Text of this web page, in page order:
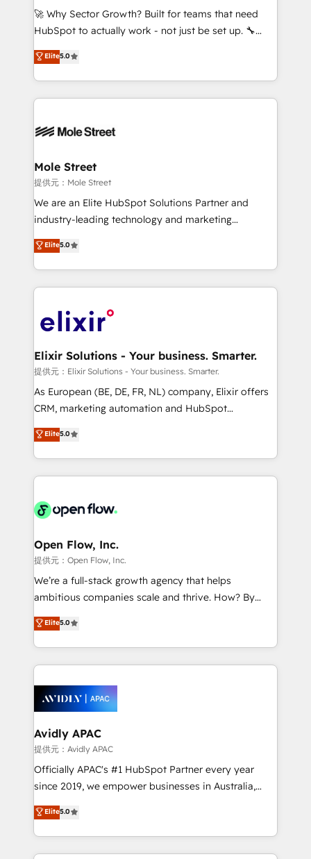
with good people' and have worked with incredible
brands. You can see some of them on our website,
🚀 Why Sector Growth? Built for teams that need
HubSpot to actually work - not just be set up. 🔧
HubSpot Experts: Onboarding, migrations,
automation, and training built for adoption. ⚡ Highly
Technical Execution: ERP, EMR and Custom
Integrations; complex builds delivered in weeks, not
workflows; automation agents; process optimization
Healthcare: HIPAA implementations; secure data
workflows 💼 Financial Services: compliant
workflows; audit-ready reporting ⚖️ Legal: client
intake; pipeline and document workflows 🛒 E-
revenue automation 🏢 Real Estate: deal pipelines;
portfolio and lifecycle management 🏭
HIPAA-aware; CASL-compliant; GDPR-ready
implementations where required 💡 Why 500+
built to scale.
Elite5.0
Mole Street
提供元：Mole Street
We are an Elite HubSpot Solutions Partner and
industry-leading technology and marketing
consultancy. Our focus is on enterprise and mid-
market B2B companies globally that want a strategic
approach to execute their goals through creative
applications of our solutions; Technical HubSpot
Design, Migrations + Integrations. Mole Street’s
greatness, which is achieved through creating
absolute clarity, derived from a well-defined
strategy, executed well, and reported on with clear
results. The culture is driven by core values; Joy, Grit,
Mindedness, and Clarity. We are driven to win for the
collective good of the company and its clientele, and
things are happening.
Elite5.0
Elixir Solutions - Your business. Smarter.
提供元：Elixir Solutions - Your business. Smarter.
As European (BE, DE, FR, NL) company, Elixir offers
CRM, marketing automation and HubSpot
integration products and services to mid-market
and enterprise customers. We ensure that your sales,
service and marketing department operates in the
most effective way, while at the same time
integrated buyers journey. Elixir is located in
and Amsterdam. Elixir is a first mover and leader
when it comes to HubSpot sales and service
implementations, highly renowned for our business
acumen, process (re-)design experience and a
integrate HubSpot with complex solutions like SAP,
MicroSoft, custom solutions,... Our company also has
Retail execution, CPQ, customer portals and
HubSpot CMS developments. And we're champions
Elite5.0
Open Flow, Inc.
提供元：Open Flow, Inc.
We’re a full-stack growth agency that helps
ambitious companies scale and thrive. How? By
upgrading and streamlining every single revenue-
generating aspect of your business. We’re proud
HubSpot Elite Solutions Partners and devout CRM
nerds who can harness HubSpot’s custom digital
experience. Working hand-in-hand with your team,
we’ll assemble a RevOps machine that drives more
traffic, generates better leads and crushes your
revenue goals. We've worked with thousands of
HubSpot customers and we'd love to work with you
too! Clients come to us for: Advanced CRM solutions
HubSpot Data System Migrations between systems
to HubSpot New lead generation strategies Time-
Elite5.0
Avidly APAC
提供元：Avidly APAC
Officially APAC's #1 HubSpot Partner every year
since 2019, we empower businesses in Australia,
New Zealand, and globally to realise their full
potential through enterprise HubSpot CRM
implementation. And we deliver best practice across
the whole HubSpot platform, covering marketing,
Elite5.0